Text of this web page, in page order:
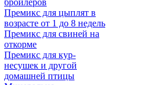
бройлеров
Премикс для цыплят в
возрасте от 1 до 8 недель
Премикс для свиней на
откорме
Премикс для кур-
несушек и другой
домашней птицы